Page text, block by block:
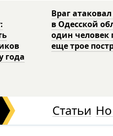
года
Враг атаковал
в Одесской
один человек
еще трое
Статьи